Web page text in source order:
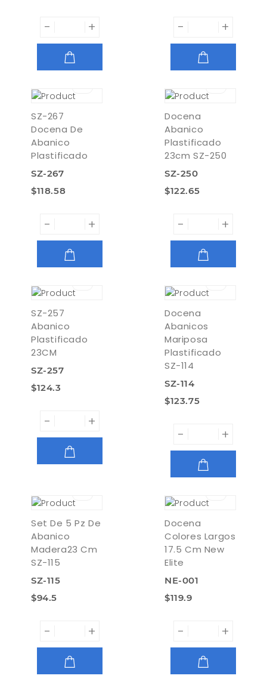
- + - +
SZ-267
Docena De
Abanico
Plastificado
SZ-267
$118.58
- +
Docena
Abanico
Plastificado
23cm SZ-250
SZ-250
$122.65
- +
SZ-257
Abanico
Plastificado
23CM
SZ-257
$124.3
- +
Docena
Abanicos
Mariposa
Plastificado
SZ-114
SZ-114
$123.75
- +
Set De 5 Pz De
Abanico
Madera23 Cm
SZ-115
SZ-115
$94.5
- +
Docena
Colores Largos
17.5 Cm New
Elite
NE-001
$119.9
- +